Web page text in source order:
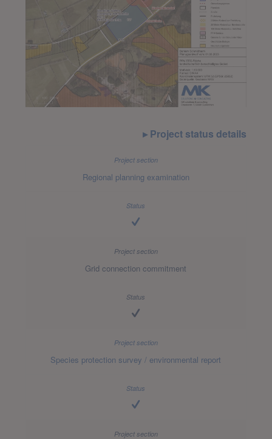
Project status details
Regional planning examination
Grid connection commitment
Species protection survey / environmental report